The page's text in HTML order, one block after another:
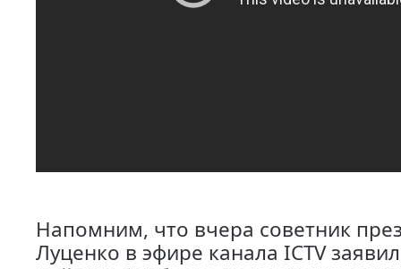
Напомним, что вчера советник
Луценко в эфире канала ICTV